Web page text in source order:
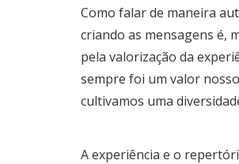
Como falar de maneira
criando as mensagens é,
pela valorização da
sempre foi um valor
cultivamos uma
A experiência e o